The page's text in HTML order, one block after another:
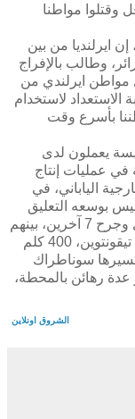
‬وقتلوا‮ ‬مواطنا‮
ايرلنديا من بين
وطالب بالإفراج
مواطن ايرلندي من
الاستعداد لاستخدام
‬بأسرع‮ ‬وقت‮
يعملون لدى
عمليات إنتاج
الياباني، في
وذكرت وكالة الأنباء الفرنسية، أن شخصا قتل وجرح 7 آخرين، بينهم
اثنان أجانب، في الهجوم الإرهابي، في منطقة تيقونتوين، 400 كلم
سوناطراك
رهائن بالمحطة،
الشروق اونلاين